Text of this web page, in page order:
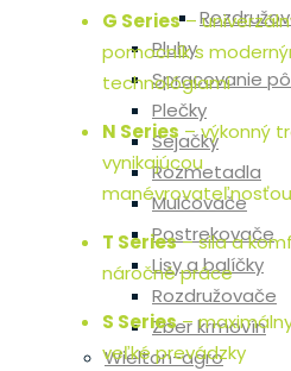
Pluhy
Spracovanie
Plečky
Sejačky
Rozmetadla
Mulčovače
Postrekovače
Lisy a balíčky
Rozdružovače
Zber krmovín
Wielton-agro
G Series–
pomocník s
technológiami
N Series – výkonný
vynikajúcou
manévrovateľnosťou
T Series– sila a
náročné práce
S Series–
veľké prevádzky